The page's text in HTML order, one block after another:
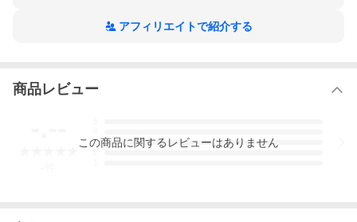
アフィリエイトで紹介する
商品レビュー
3
この商品に関するレビューはありません